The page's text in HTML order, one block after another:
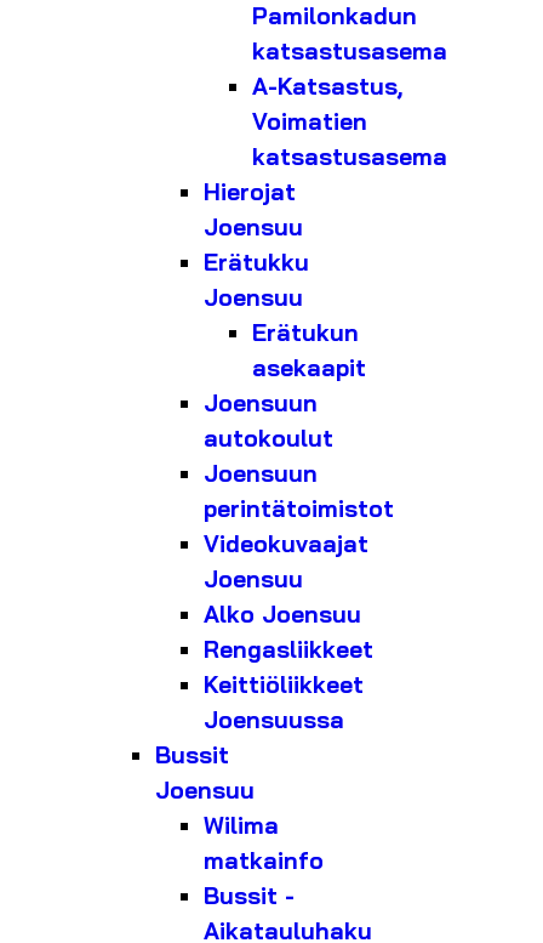
Pamilonkadun
katsastusasema
A-Katsastus,
Voimatien
katsastusasema
Hierojat
Joensuu
Erätukku
Joensuu
Erätukun
asekaapit
Joensuun
autokoulut
Joensuun
perintätoimistot
Videokuvaajat
Joensuu
Alko Joensuu
Rengasliikkeet
Keittiöliikkeet
Joensuussa
Bussit
Joensuu
Wilima
matkainfo
Bussit -
Aikatauluhaku